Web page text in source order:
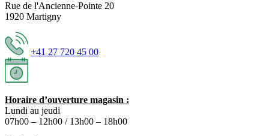
Rue de l'Ancienne-Pointe 20
1920 Martigny
+41 27 720 45 00
Horaire d’ouverture magasin :
Lundi au jeudi
07h00 – 12h00 / 13h00 – 18h00